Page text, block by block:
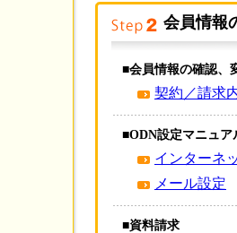
会員情報
■会員情報の確認、
契約／請求
■ODN設定マニュア
インターネ
メール設定
■資料請求